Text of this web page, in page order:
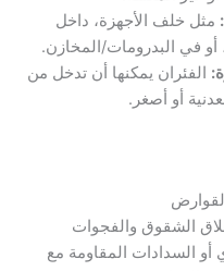
مثل خلف الأجهزة، داخل
أو في البدرومات/المخازن.
الفئران يمكنها أن تدخل من
أو أصغر.
الشقوق والفجوات
السدادات المقاومة مع